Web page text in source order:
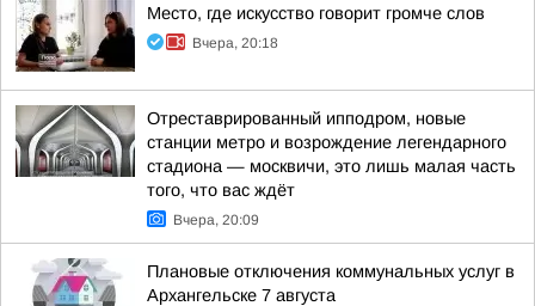
Место, где искусство говорит громче слов
Вчера, 20:18
Отреставрированный ипподром, новые
станции метро и возрождение легендарного
стадиона — москвичи, это лишь малая часть
того, что вас ждёт
Вчера, 20:09
Плановые отключения коммунальных услуг в
Архангельске 7 августа